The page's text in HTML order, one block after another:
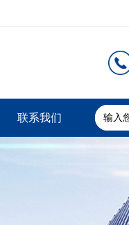
联系我们